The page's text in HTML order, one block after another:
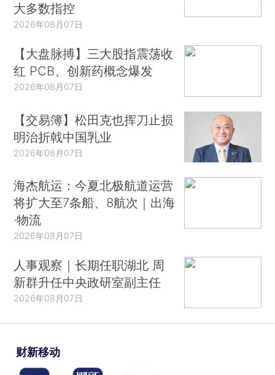
大多数指控
2026年08月07日
【大盘脉搏】三大股指震荡收
红 PCB、创新药概念爆发
2026年08月07日
【交易簿】松田克也挥刀止损
明治折戟中国乳业
2026年08月07日
海杰航运：今夏北极航道运营
将扩大至7条船、8航次｜出海
·物流
2026年08月07日
人事观察｜长期任职湖北 周
新群升任中央政研室副主任
2026年08月07日
财新移动